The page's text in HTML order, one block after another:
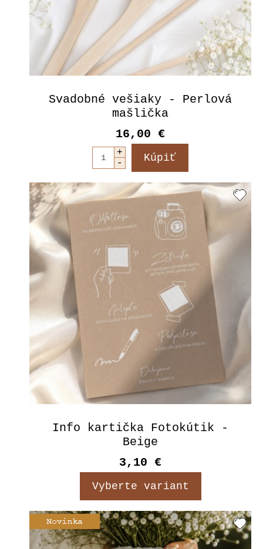
Svadobné vešiaky - Perlová
mašlička
16,00 €
Info kartička Fotokútik -
Beige
3,10 €
Vyberte variant